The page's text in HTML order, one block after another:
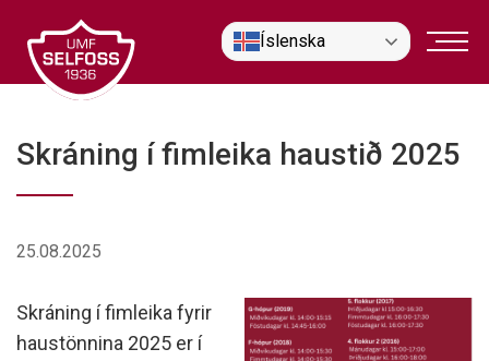
efni
Íslenska
Skráning í fimleika haustið 2025
25.08.2025
Skráning í fimleika fyrir
haustönnina 2025 er í